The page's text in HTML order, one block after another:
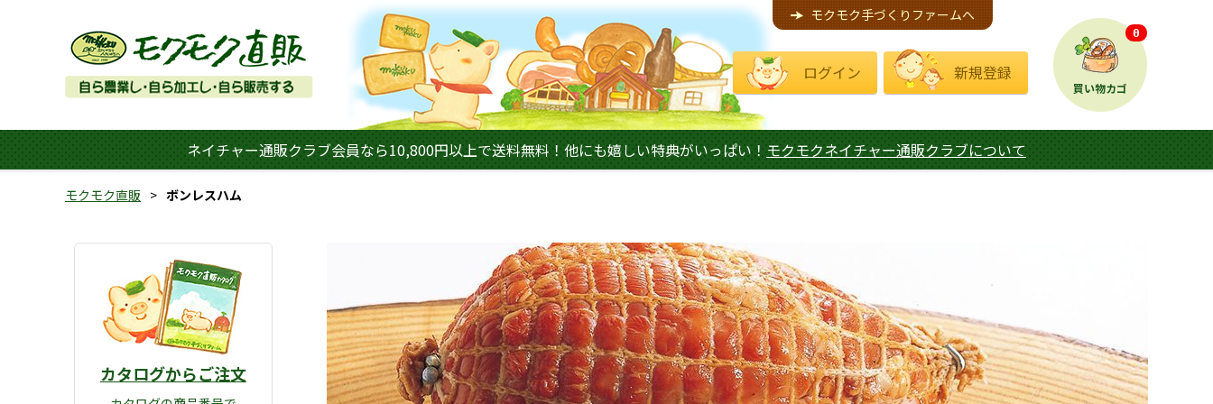
モクモク手づくりファームへ
ログイン 新規登録
買い物カゴ
0
ネイチャー通販クラブ会員なら10,800円以上で送料無料！他にも嬉しい特典がいっぱい！ モクモクネイチャー通販クラブについて
モクモク直販 ボンレスハム
カタログからご注文